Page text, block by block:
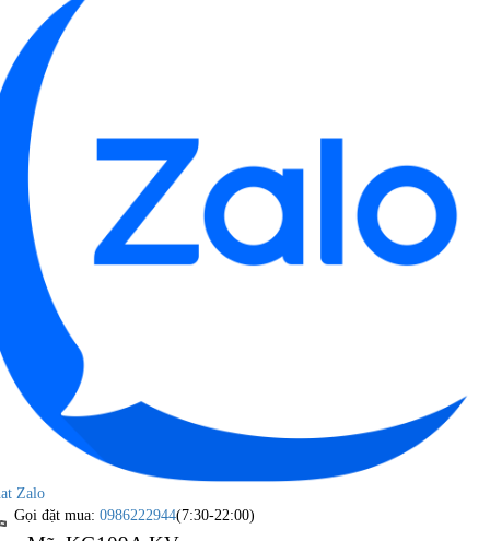
Zalo
Gọi đặt mua: 0986222944(7:30-22:00)